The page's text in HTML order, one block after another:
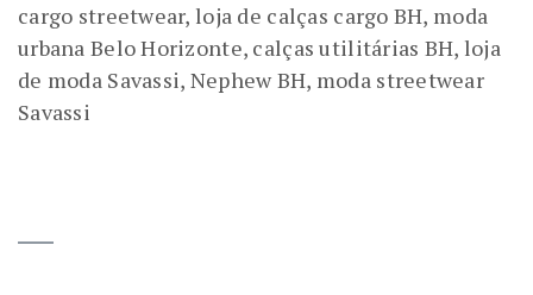
cargo streetwear, loja de calças cargo BH, moda
urbana Belo Horizonte, calças utilitárias BH, loja
de moda Savassi, Nephew BH, moda streetwear
Savassi